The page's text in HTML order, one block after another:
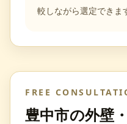
較しながら選定できま
FREE
豊中市の外壁